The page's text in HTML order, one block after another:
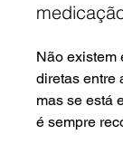
Não existem
diretas entre
mas se está
é sempre